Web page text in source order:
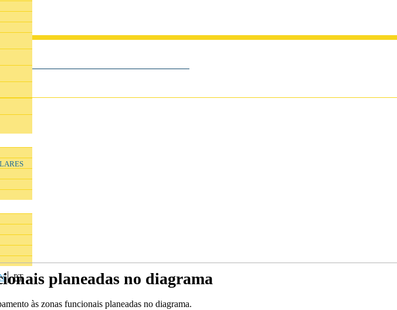
PT planeadas no diagrama
às zonas funcionais planeadas no diagrama.